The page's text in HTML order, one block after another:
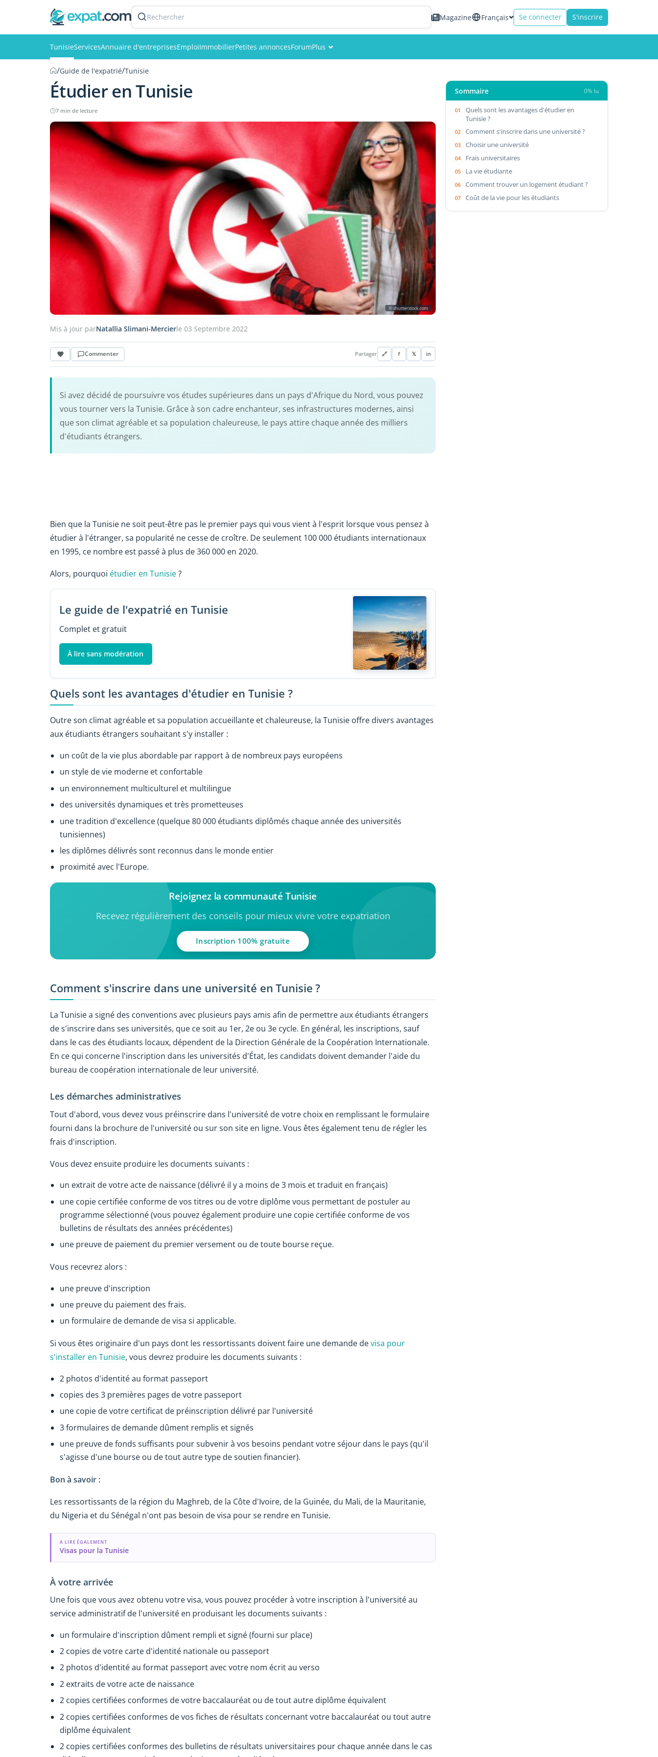
Rechercher Magazine Français Se connecter S'inscrire
TunisieServicesAnnuaire d'entreprisesEmploiImmobilierPetites annoncesForumPlus
/Guide de l'expatrié/Tunisie
Étudier en Tunisie
7 min de lecture
© shutterstock.com
Mis à jour parNatallia Slimani-Mercierle 03 Septembre 2022
Commenter Partager 🔗 f 𝕏 in
Si avez décidé de poursuivre vos études supérieures dans un pays d'Afrique du Nord, vous pouvez
vous tourner vers la Tunisie. Grâce à son cadre enchanteur, ses infrastructures modernes, ainsi
que son climat agréable et sa population chaleureuse, le pays attire chaque année des milliers
d'étudiants étrangers.
Bien que la Tunisie ne soit peut-être pas le premier pays qui vous vient à l'esprit lorsque vous pensez à
étudier à l'étranger, sa popularité ne cesse de croître. De seulement 100 000 étudiants internationaux
en 1995, ce nombre est passé à plus de 360 000 en 2020.
Alors, pourquoi étudier en Tunisie?
Le guide de l'expatrié en Tunisie
Complet et gratuit
À lire sans modération
Quels sont les avantages d'étudier en Tunisie ?
Outre son climat agréable et sa population accueillante et chaleureuse, la Tunisie offre divers avantages
aux étudiants étrangers souhaitant s'y installer :
un coût de la vie plus abordable par rapport à de nombreux pays européens
un style de vie moderne et confortable
un environnement multiculturel et multilingue
des universités dynamiques et très prometteuses
une tradition d'excellence (quelque 80 000 étudiants diplômés chaque année des universités
tunisiennes)
les diplômes délivrés sont reconnus dans le monde entier
proximité avec l'Europe.
Rejoignez la communauté Tunisie
Recevez régulièrement des conseils pour mieux vivre votre expatriation
Inscription 100% gratuite
Comment s'inscrire dans une université en Tunisie ?
La Tunisie a signé des conventions avec plusieurs pays amis afin de permettre aux étudiants étrangers
de s'inscrire dans ses universités, que ce soit au 1er, 2e ou 3e cycle. En général, les inscriptions, sauf
dans le cas des étudiants locaux, dépendent de la Direction Générale de la Coopération Internationale.
En ce qui concerne l'inscription dans les universités d'État, les candidats doivent demander l'aide du
bureau de coopération internationale de leur université.
Les démarches administratives
Tout d'abord, vous devez vous préinscrire dans l'université de votre choix en remplissant le formulaire
fourni dans la brochure de l'université ou sur son site en ligne. Vous êtes également tenu de régler les
frais d'inscription.
Vous devez ensuite produire les documents suivants :
un extrait de votre acte de naissance (délivré il y a moins de 3 mois et traduit en français)
une copie certifiée conforme de vos titres ou de votre diplôme vous permettant de postuler au
programme sélectionné (vous pouvez également produire une copie certifiée conforme de vos
bulletins de résultats des années précédentes)
une preuve de paiement du premier versement ou de toute bourse reçue.
Vous recevrez alors :
une preuve d'inscription
une preuve du paiement des frais.
un formulaire de demande de visa si applicable.
Si vous êtes originaire d'un pays dont les ressortissants doivent faire une demande devisa pour
s'installer en Tunisie, vous devrez produire les documents suivants :
2 photos d'identité au format passeport
copies des 3 premières pages de votre passeport
une copie de votre certificat de préinscription délivré par l'université
3 formulaires de demande dûment remplis et signés
une preuve de fonds suffisants pour subvenir à vos besoins pendant votre séjour dans le pays (qu'il
s'agisse d'une bourse ou de tout autre type de soutien financier).
Bon à savoir :
Les ressortissants de la région du Maghreb, de la Côte d'Ivoire, de la Guinée, du Mali, de la Mauritanie,
du Nigeria et du Sénégal n'ont pas besoin de visa pour se rendre en Tunisie.
A LIRE ÉGALEMENT
Visas pour la Tunisie
À votre arrivée
Une fois que vous avez obtenu votre visa, vous pouvez procéder à votre inscription à l'université au
service administratif de l'université en produisant les documents suivants :
un formulaire d'inscription dûment rempli et signé (fourni sur place)
2 copies de votre carte d'identité nationale ou passeport
2 photos d'identité au format passeport avec votre nom écrit au verso
2 extraits de votre acte de naissance
2 copies certifiées conformes de votre baccalauréat ou de tout autre diplôme équivalent
2 copies certifiées conformes de vos fiches de résultats concernant votre baccalauréat ou tout autre
diplôme équivalent
2 copies certifiées conformes des bulletins de résultats universitaires pour chaque année dans le cas
Sommaire 0% lu
Quels sont les avantages d'étudier en
Tunisie ?
Comment s'inscrire dans une université ?
Choisir une université
Frais universitaires
La vie étudiante
Comment trouver un logement étudiant ?
Coût de la vie pour les étudiants